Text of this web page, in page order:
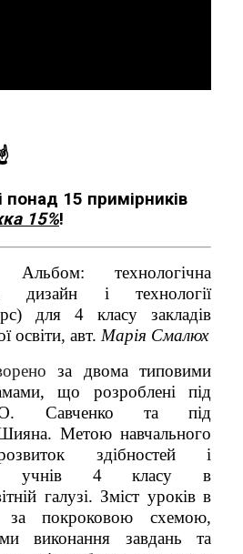
понад 15 примірників
15%!
Альбом: технологічна
дизайн і технології
для 4 класу закладів
освіти, авт. Марія Смалюх
за двома типовими
що розроблені під
О. Савченко та під
Метою навчального
здібностей і
учнів 4 класу в
галузі. Зміст уроків в
за покроковою схемою,
виконання завдань та